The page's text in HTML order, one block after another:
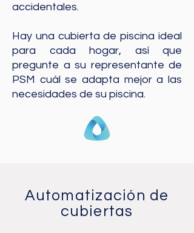
accidentales.
Hay una cubierta de piscina ideal
para cada hogar, así que
pregunte a su representante de
PSM cuál se adapta mejor a las
necesidades de su piscina.
Automatización de
cubiertas